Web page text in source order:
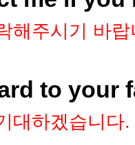
해주시기 바랍
to your
대하겠습니다.